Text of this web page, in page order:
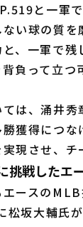
と一軍
い球の質
、一軍で
負って立つ
は、涌井
獲得につ
現させ、チ
挑戦したエ
ースの
松坂大輔氏